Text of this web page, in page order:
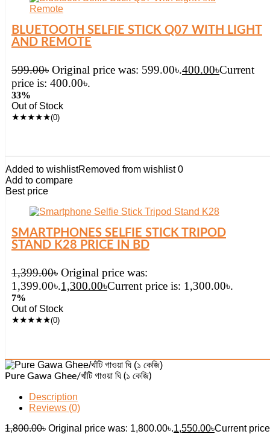
BLUETOOTH SELFIE STICK Q07 WITH LIGHT
AND REMOTE
599.00৳ Original price was: 599.00৳.400.00৳Current
price is: 400.00৳.
33%
Out of Stock
★★★★★(0)
Added to wishlistRemoved from wishlist 0
Add to compare
Best price
SMARTPHONES SELFIE STICK TRIPOD
STAND K28 PRICE IN BD
1,399.00৳ Original price was:
1,399.00৳.1,300.00৳Current price is: 1,300.00৳.
7%
Out of Stock
★★★★★(0)
Pure Gawa Ghee/খাঁটি গাওয়া ঘি (১ কেজি)
Description
Reviews (0)
1,800.00৳ Original price was: 1,800.00৳.1,550.00৳Current price